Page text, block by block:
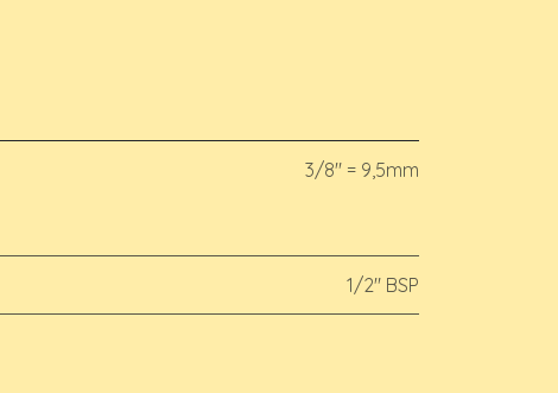
3/8" = 9,5mm
1/2" BSP